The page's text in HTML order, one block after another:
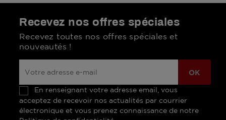
Recevez nos offres spéciales
Recevez toutes nos offres spéciales et
nouveautés !
En renseignant votre adresse email, vous
acceptez de recevoir nos actualités par courrier
électronique et vous prenez connaissance de notre